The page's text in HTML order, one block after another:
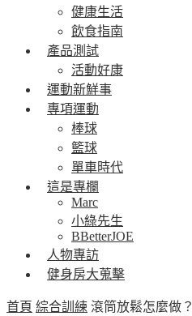
健康生活
飲食指南
產品測試
活動好康
運動新鮮事
專項運動
棒球
籃球
單車時代
這是專欄
Marc
小綠先生
BBetterJOE
人物專訪
健身房大蒐擊
首頁 綜合訓練 滾筒放鬆怎麼做？